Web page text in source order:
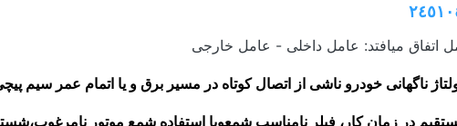
اتفاق میافتد: عامل داخلی - عامل خارجی
ناگهانی خودرو ناشی از اتصال کوتاه در مسیر برق و یا اتمام عمر سیم
در زمان کار، فیلر نامناسب شمعویا استفاده شمع موتور